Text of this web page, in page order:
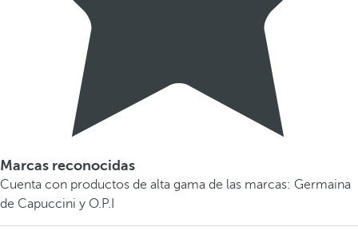
Marcas reconocidas
Cuenta con productos de alta gama de las marcas: Germaina
de Capuccini y O.P.I